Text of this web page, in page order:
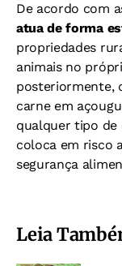
De acordo com
atua de forma
propriedades
animais no
posteriormente,
carne em
qualquer tipo de
coloca em risco
segurança
Leia